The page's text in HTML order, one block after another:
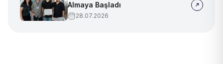
Almaya Başladı
28.07.2026